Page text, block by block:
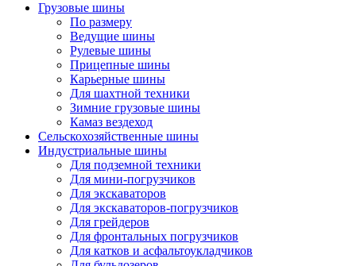
Грузовые шины
По размеру
Ведущие шины
Рулевые шины
Прицепные шины
Карьерные шины
Для шахтной техники
Зимние грузовые шины
Камаз вездеход
Сельскохозяйственные шины
Индустриальные шины
Для подземной техники
Для мини-погрузчиков
Для экскаваторов
Для экскаваторов-погрузчиков
Для грейдеров
Для фронтальных погрузчиков
Для катков и асфальтоукладчиков